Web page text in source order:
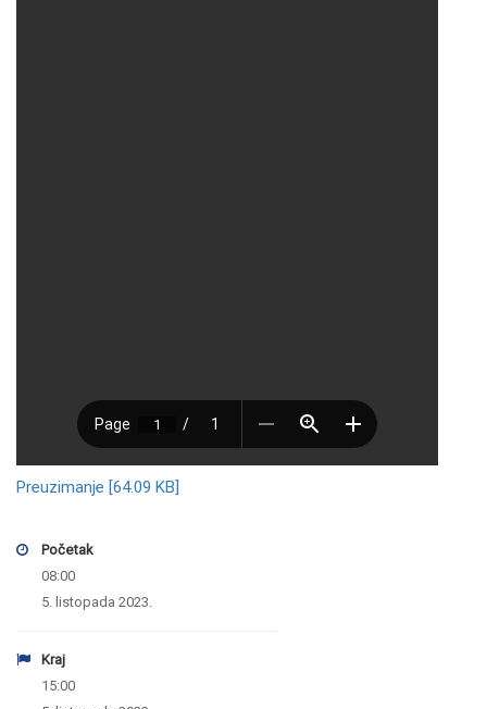
Preuzimanje [64.09 KB]
Početak
08:00
5. listopada 2023.
Kraj
15:00